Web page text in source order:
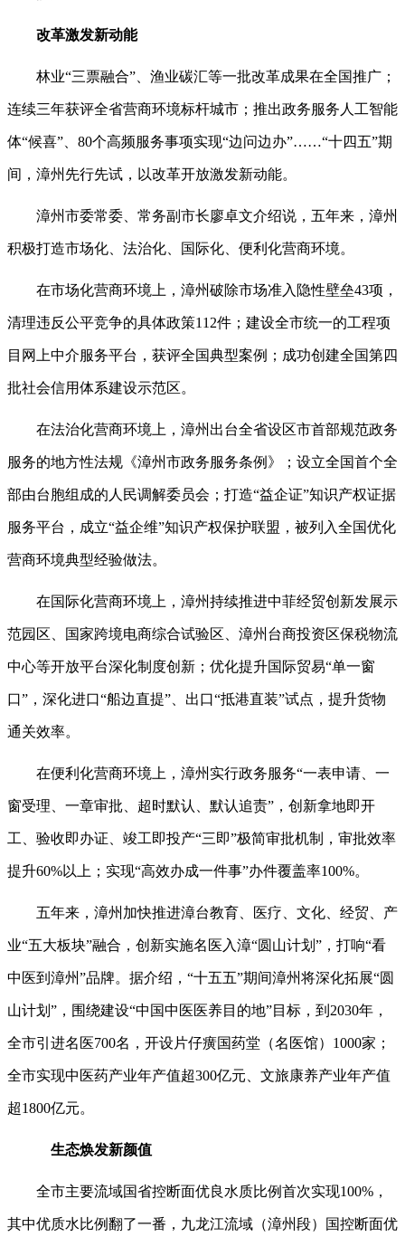
改革激发新动能
林业“三票融合”、渔业碳汇等一批改革成果在全国推广；
连续三年获评全省营商环境标杆城市；推出政务服务人工智能
体“候喜”、80个高频服务事项实现“边问边办”……“十四五”期
间，漳州先行先试，以改革开放激发新动能。
漳州市委常委、常务副市长廖卓文介绍说，五年来，漳州
积极打造市场化、法治化、国际化、便利化营商环境。
在市场化营商环境上，漳州破除市场准入隐性壁垒43项，
清理违反公平竞争的具体政策112件；建设全市统一的工程项
目网上中介服务平台，获评全国典型案例；成功创建全国第四
批社会信用体系建设示范区。
在法治化营商环境上，漳州出台全省设区市首部规范政务
服务的地方性法规《漳州市政务服务条例》；设立全国首个全
部由台胞组成的人民调解委员会；打造“益企证”知识产权证据
服务平台，成立“益企维”知识产权保护联盟，被列入全国优化
营商环境典型经验做法。
在国际化营商环境上，漳州持续推进中菲经贸创新发展示
范园区、国家跨境电商综合试验区、漳州台商投资区保税物流
中心等开放平台深化制度创新；优化提升国际贸易“单一窗
口”，深化进口“船边直提”、出口“抵港直装”试点，提升货物
通关效率。
在便利化营商环境上，漳州实行政务服务“一表申请、一
窗受理、一章审批、超时默认、默认追责”，创新拿地即开
工、验收即办证、竣工即投产“三即”极简审批机制，审批效率
提升60%以上；实现“高效办成一件事”办件覆盖率100%。
五年来，漳州加快推进漳台教育、医疗、文化、经贸、产
业“五大板块”融合，创新实施名医入漳“圆山计划”，打响“看
中医到漳州”品牌。据介绍，“十五五”期间漳州将深化拓展“圆
山计划”，围绕建设“中国中医医养目的地”目标，到2030年，
全市引进名医700名，开设片仔癀国药堂（名医馆）1000家；
全市实现中医药产业年产值超300亿元、文旅康养产业年产值
超1800亿元。
生态焕发新颜值
全市主要流域国省控断面优良水质比例首次实现100%，
其中优质水比例翻了一番，九龙江流域（漳州段）国控断面优